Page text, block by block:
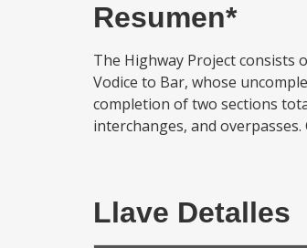
Resumen*
The Highway Project consists
Vodice to Bar, whose
completion of two sections
interchanges, and
Llave Detalles